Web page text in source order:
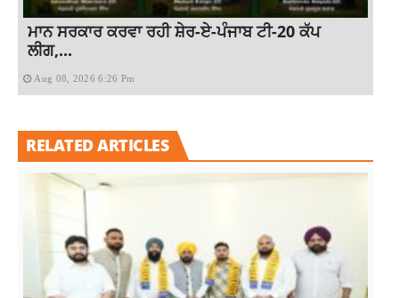
ਮਾਨ ਸਰਕਾਰ ਕਰਵਾ ਰਹੀ ਸ਼ੇਰ-ਏ-ਪੰਜਾਬ ਟੀ-20 ਕੱਪ
ਲੀਗ,...
Aug 08, 2026 6:26 Pm
RELATED ARTICLES